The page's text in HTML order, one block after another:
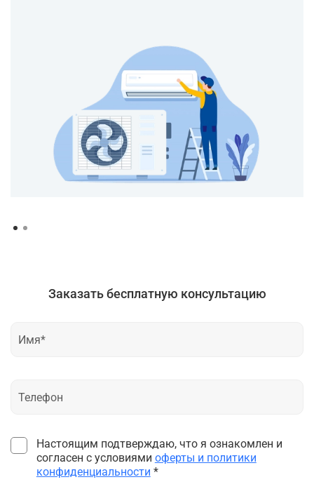
Заказать бесплатную консультацию
Настоящим подтверждаю, что я ознакомлен и
согласен с условиями оферты и политики
конфиденциальности *